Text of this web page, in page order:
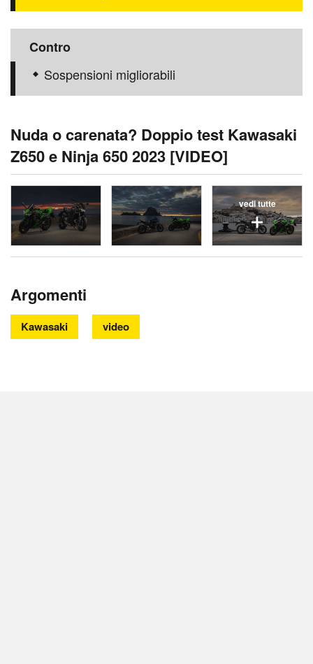
Contro
Sospensioni migliorabili
Nuda o carenata? Doppio test Kawasaki
Z650 e Ninja 650 2023 [VIDEO]
vedi tutte
Argomenti
Kawasaki video